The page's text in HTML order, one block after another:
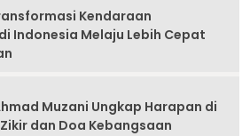
Kendaraan
Indonesia Melaju Lebih Cepat
Muzani Ungkap Harapan di
dan Doa Kebangsaan